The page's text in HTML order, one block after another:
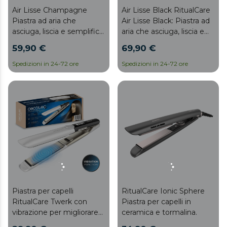
Air Lisse Champagne
Piastra ad aria che
asciuga, liscia e semplifica
59,90 €
Spedizioni in 24-72 ore
Air Lisse Black RitualCare
Air Lisse Black: Piastra ad
aria che asciuga, liscia e
bellezza
69,90 €
Spedizioni in 24-72 ore
Piastra per capelli
RitualCare Twerk con
vibrazione per migliorare
RitualCare Ionic Sphere
Piastra per capelli in
ceramica e tormalina.